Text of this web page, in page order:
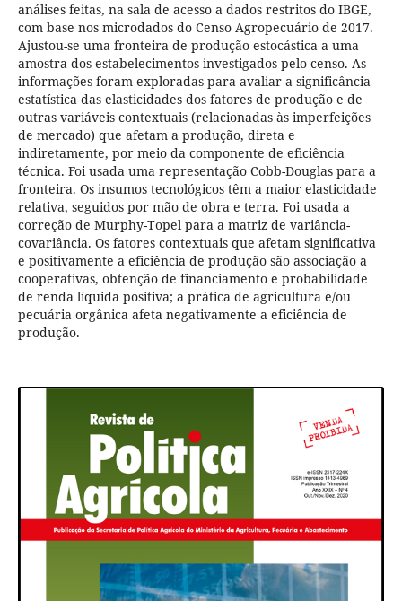
análises feitas, na sala de acesso a dados restritos do IBGE,
com base nos microdados do Censo Agropecuário de 2017.
Ajustou-se uma fronteira de produção estocástica a uma
amostra dos estabelecimentos investigados pelo censo. As
informações foram exploradas para avaliar a significância
estatística das elasticidades dos fatores de produção e de
outras variáveis contextuais (relacionadas às imperfeições
de mercado) que afetam a produção, direta e
indiretamente, por meio da componente de eficiência
técnica. Foi usada uma representação Cobb-Douglas para a
fronteira. Os insumos tecnológicos têm a maior elasticidade
relativa, seguidos por mão de obra e terra. Foi usada a
correção de Murphy-Topel para a matriz de variância-
covariância. Os fatores contextuais que afetam significativa
e positivamente a eficiência de produção são associação a
cooperativas, obtenção de financiamento e probabilidade
de renda líquida positiva; a prática de agricultura e/ou
pecuária orgânica afeta negativamente a eficiência de
produção.